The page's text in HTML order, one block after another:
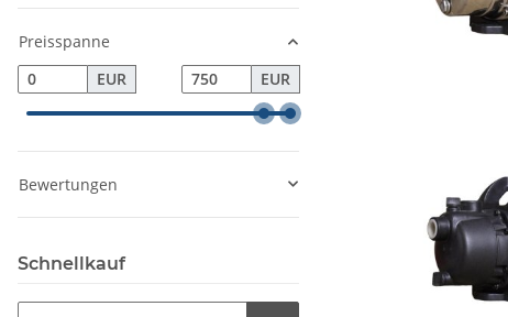
Preisspanne
EUR
EUR
Bewertungen
Schnellkauf